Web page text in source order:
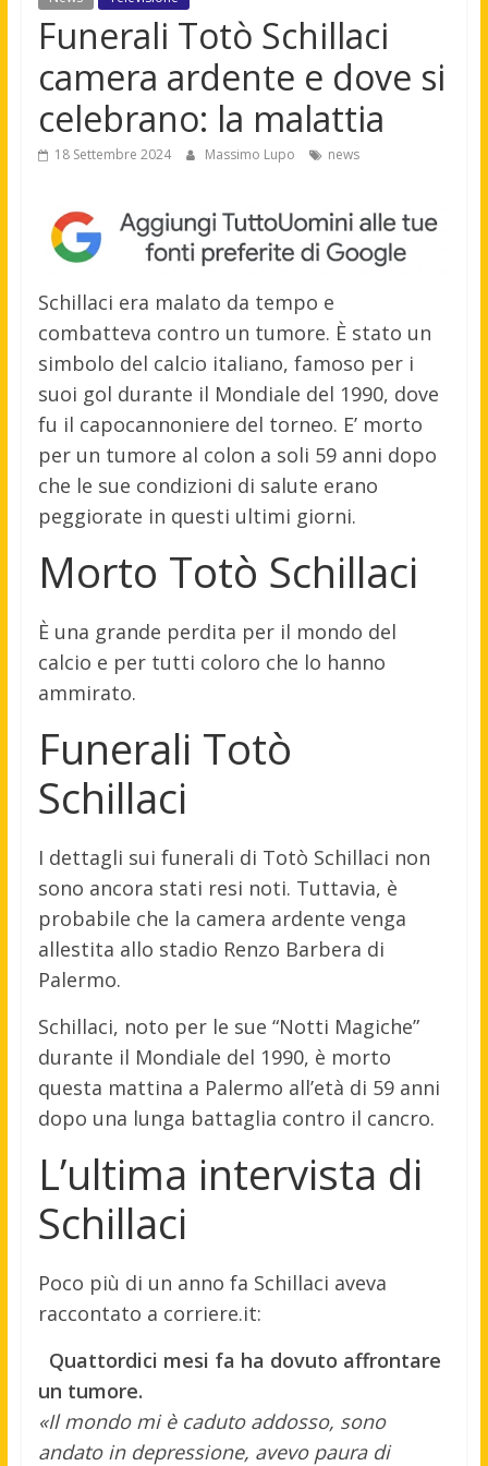
Funerali Totò Schillaci
camera ardente e dove si
celebrano: la malattia
18 Settembre 2024 Massimo Lupo news
Schillaci era malato da tempo e
combatteva contro un tumore. È stato un
simbolo del calcio italiano, famoso per i
suoi gol durante il Mondiale del 1990, dove
fu il capocannoniere del torneo. E’ morto
per un tumore al colon a soli 59 anni dopo
che le sue condizioni di salute erano
peggiorate in questi ultimi giorni.
Morto Totò Schillaci
È una grande perdita per il mondo del
calcio e per tutti coloro che lo hanno
ammirato.
Funerali Totò
Schillaci
I dettagli sui funerali di Totò Schillaci non
sono ancora stati resi noti. Tuttavia, è
probabile che la camera ardente venga
allestita allo stadio Renzo Barbera di
Palermo.
Schillaci, noto per le sue “Notti Magiche”
durante il Mondiale del 1990, è morto
questa mattina a Palermo all’età di 59 anni
dopo una lunga battaglia contro il cancro.
L’ultima intervista di
Schillaci
Poco più di un anno fa Schillaci aveva
raccontato a corriere.it:
Quattordici mesi fa ha dovuto affrontare
un tumore.
«Il mondo mi è caduto addosso, sono
andato in depressione, avevo paura di